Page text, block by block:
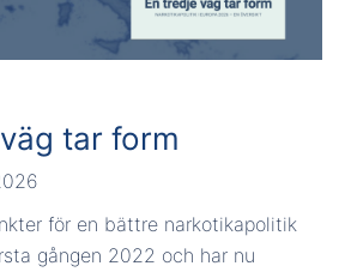
tar form
för en bättre narkotikapolitik
gången 2022 och har nu